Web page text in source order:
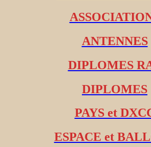
ANTENNES
DIPLOMES
DIPLOMES
PAYS et
ESPACE et